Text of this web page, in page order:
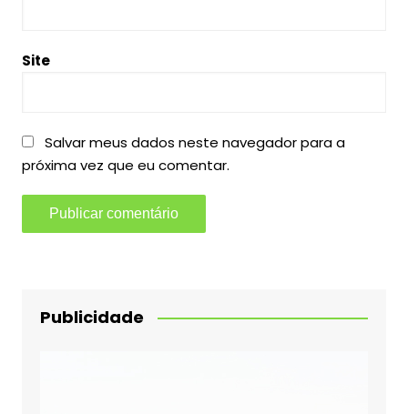
Site
Salvar meus dados neste navegador para a
próxima vez que eu comentar.
Publicidade